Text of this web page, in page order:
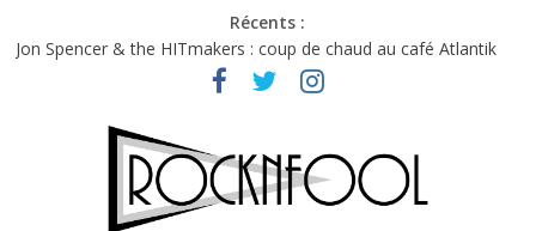
Récents :
Jon Spencer & the HITmakers : coup de chaud au café Atlantik
Hellfest 2026 vendredi : température et émotions en hausse
Hellfest 2026 jeudi : impossible de choisir entre chaleur et bonne
Première édition du Midgard Festival : entre bière, métal et
Charlie Puth à l’Olympia : la leçon de pop du Professeur Puth